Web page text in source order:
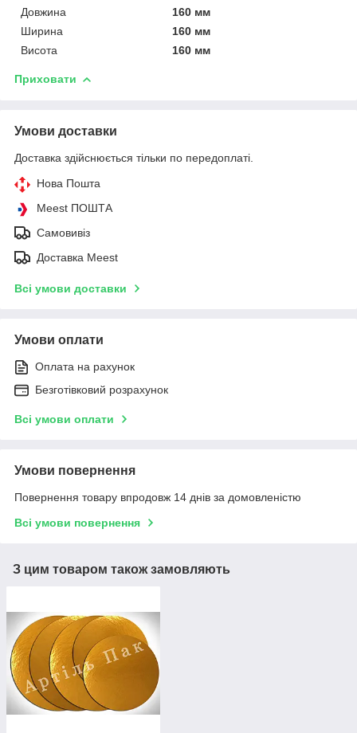
Довжина
160 мм
Ширина
160 мм
Висота
160 мм
Приховати
Умови доставки
Доставка здійснюється тільки по передоплаті.
Нова Пошта
Meest ПОШТА
Самовивіз
Доставка Meest
Всі умови доставки
Умови оплати
Оплата на рахунок
Безготівковий розрахунок
Всі умови оплати
Умови повернення
Повернення товару впродовж 14 днів за домовленістю
Всі умови повернення
З цим товаром також замовляють